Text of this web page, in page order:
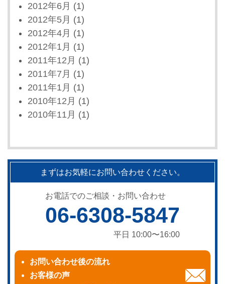
2012年6月 (1)
2012年5月 (1)
2012年4月 (1)
2012年1月 (1)
2011年12月 (1)
2011年7月 (1)
2011年1月 (1)
2010年12月 (1)
2010年11月 (1)
まずはお気軽にお問い合わせください。
お電話でのご相談・お問い合わせ
06-6308-5847
平日 10:00〜16:00
お問い合わせ後の流れ
お客様の声